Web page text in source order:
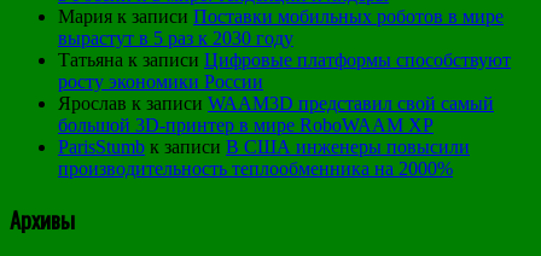
Мария к записи Поставки мобильных роботов в мире
вырастут в 5 раз к 2030 году
Татьяна к записи Цифровые платформы способствуют
росту экономики России
Ярослав к записи WAAM3D представил свой самый
большой 3D-принтер в мире RoboWAAM XP
ParisStumb к записи В США инженеры повысили
производительность теплообменника на 2000%
Архивы